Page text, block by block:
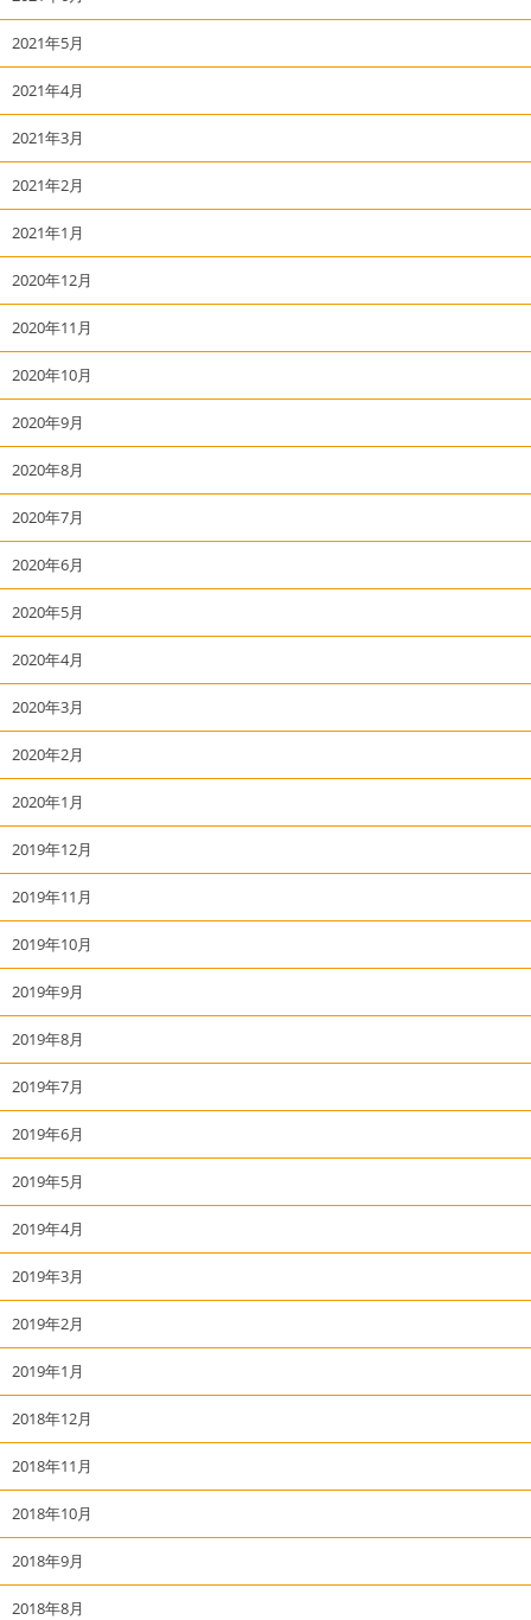
2021年5月
2021年4月
2021年3月
2021年2月
2021年1月
2020年12月
2020年11月
2020年10月
2020年9月
2020年8月
2020年7月
2020年6月
2020年5月
2020年4月
2020年3月
2020年2月
2020年1月
2019年12月
2019年11月
2019年10月
2019年9月
2019年8月
2019年7月
2019年6月
2019年5月
2019年4月
2019年3月
2019年2月
2019年1月
2018年12月
2018年11月
2018年10月
2018年9月
2018年8月